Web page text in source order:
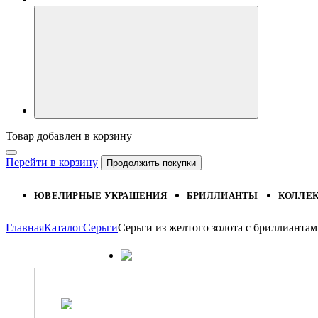
Товар добавлен в корзину
Перейти в корзину Продолжить покупки
ЮВЕЛИРНЫЕ УКРАШЕНИЯ БРИЛЛИАНТЫ
ГлавнаяКаталогСерьгиСерьги из желтого золота с